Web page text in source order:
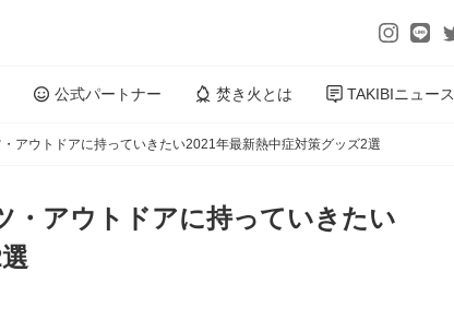
公式パートナー 焚き火とは TAKIBIニュース
アウトドアに持っていきたい2021年最新熱中症対策グッズ2選
・アウトドアに持っていきたい